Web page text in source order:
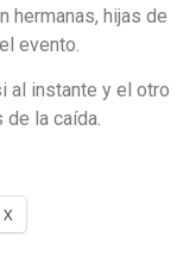
hermanas, hijas de
evento.
al instante y el otro
la caída.
X